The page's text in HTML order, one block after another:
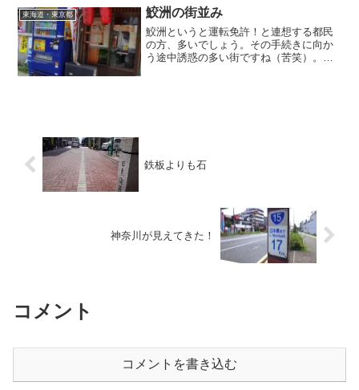
うことを忘れさせてくれま...
東海道・東京都 鮫洲の街並み
鮫洲というと運転免許！と連想する都民
の方、多いでしょう。その手続きに向か
う途中誘惑の多い街ですね（苦笑）。皆
鉄板よりも石
神奈川が見えてきた！
コメント
コメントを書き込む